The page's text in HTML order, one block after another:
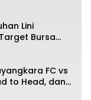
Lini
Bursa
FC vs
to Head, dan